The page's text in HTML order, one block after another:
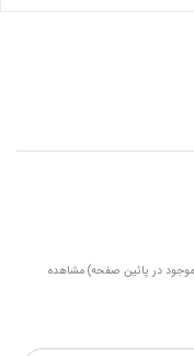
در پائین صفحه) مشاهده